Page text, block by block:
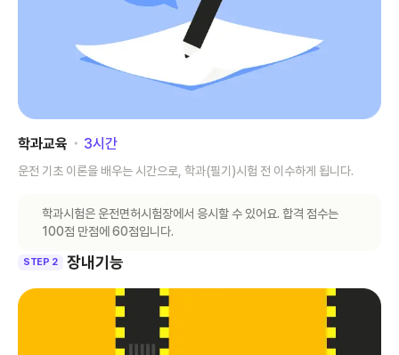
학과교육 ･ 3시간
운전 기초 이론을 배우는 시간으로, 학과(필기)시험 전 이수하게 됩니다.
학과시험은 운전면허시험장에서 응시할 수 있어요. 합격 점수는
100점 만점에 60점입니다.
STEP 2 장내기능